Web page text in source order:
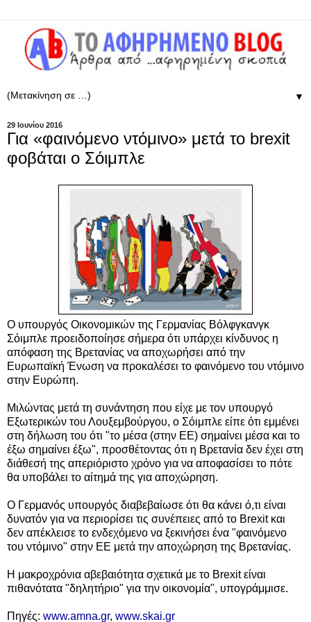
▼
29 Ιουνίου 2016
Για «φαινόμενο ντόμινο» μετά το brexit
φοβάται ο Σόιμπλε
Ο υπουργός Οικονομικών της Γερμανίας Βόλφγκανγκ
Σόιμπλε προειδοποίησε σήμερα ότι υπάρχει κίνδυνος η
απόφαση της Βρετανίας να αποχωρήσει από την
Ευρωπαϊκή Ένωση να προκαλέσει το φαινόμενο του ντόμινο
στην Ευρώπη.
Μιλώντας μετά τη συνάντηση που είχε με τον υπουργό
Εξωτερικών του Λουξεμβούργου, ο Σόιμπλε είπε ότι εμμένει
στη δήλωση του ότι "το μέσα (στην ΕΕ) σημαίνει μέσα και το
έξω σημαίνει έξω", προσθέτοντας ότι η Βρετανία δεν έχει στη
διάθεσή της απεριόριστο χρόνο για να αποφασίσει το πότε
θα υποβάλει το αίτημά της για αποχώρηση.
Ο Γερμανός υπουργός διαβεβαίωσε ότι θα κάνει ό,τι είναι
δυνατόν για να περιορίσει τις συνέπειες από το Brexit και
δεν απέκλεισε το ενδεχόμενο να ξεκινήσει ένα "φαινόμενο
του ντόμινο" στην ΕΕ μετά την αποχώρηση της Βρετανίας.
Η μακροχρόνια αβεβαιότητα σχετικά με το Brexit είναι
πιθανότατα "δηλητήριο" για την οικονομία", υπογράμμισε.
Πηγές: www.amna.gr, www.skai.gr